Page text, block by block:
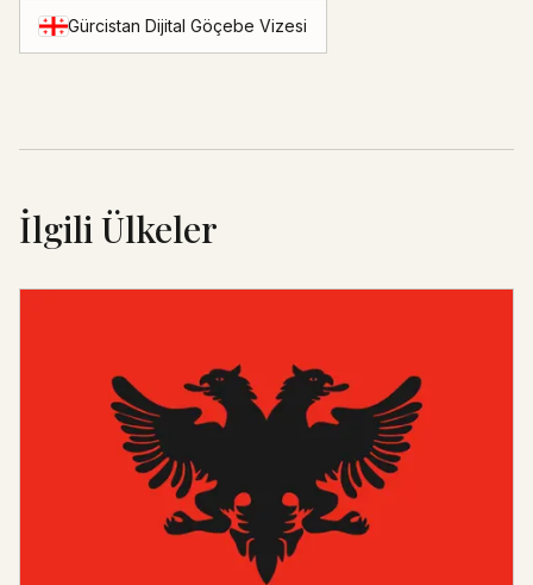
Gürcistan Dijital Göçebe Vizesi
İlgili Ülkeler